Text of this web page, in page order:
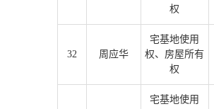
权
32 周应华
宅基地使用
权、房屋所有
权
宅基地使用